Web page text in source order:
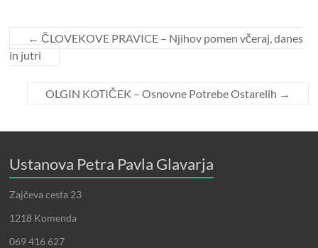
← ČLOVEKOVE PRAVICE – Njihov pomen včeraj, danes
in jutri
OLGIN KOTIČEK – Osnovne Potrebe Ostarelih →
Ustanova Petra Pavla Glavarja
Zajčeva cesta 23
1218 Komenda
069 416 627